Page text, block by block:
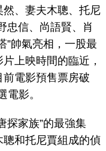
、妻夫木聰、托尼
忠信、尚語賢、肖
”帥氣亮相，一股最
上映時間的臨近，
電影預售票房破
電影。
家族”的最強集
和托尼賈組成的偵